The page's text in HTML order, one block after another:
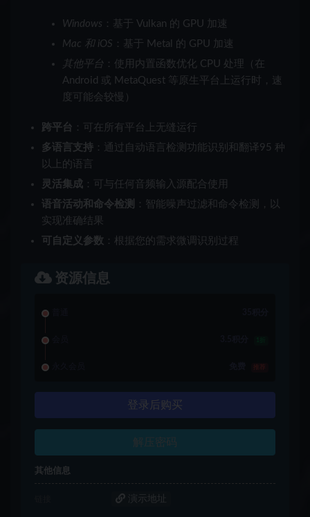
Windows ：基于 Vulkan 的 GPU 加速
Mac 和 iOS ：基于 Metal 的 GPU 加速
其他平台 ：使用内置函数优化 CPU 处理
（在
Android 或 MetaQuest 等原生平台上运行时，速
度可能会较慢）
跨平台 ：可在所有平台上无缝运行
多语言支持 ：通过自动语言检测功能识别和翻译 95 种
以上的语言
灵活集成 ：可与任何音频输入源配合使用
语音活动和命令检测
：智能噪声过滤和命令检测，以
实现准确结果
可自定义参数 ：根据您的需求微调识别过程
资源信息
推荐
登录后购买
解压密码
其他信息
演示地址